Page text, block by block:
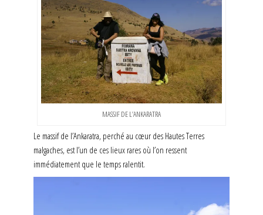
MASSIF DE L’ANKARATRA
Le massif de l’Ankaratra, perché au cœur des Hautes Terres
malgaches, est l’un de ces lieux rares où l’on ressent
immédiatement que le temps ralentit.